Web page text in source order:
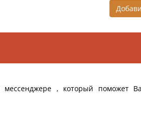
, который поможет